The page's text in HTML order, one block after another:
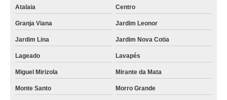
Atalaia Centro
Granja Viana Jardim Leonor
Jardim Lina Jardim Nova Cotia
Lageado Lavapés
Miguel Mirizola Mirante da Mata
Monte Santo Morro Grande